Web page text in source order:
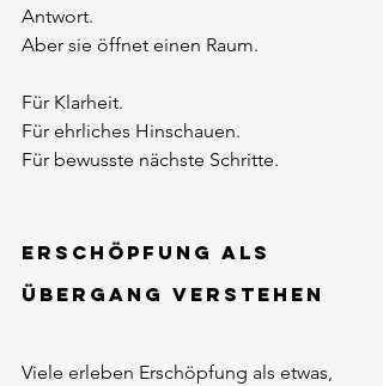
Antwort.
Aber sie öffnet einen Raum.
Für Klarheit.
Für ehrliches Hinschauen.
Für bewusste nächste Schritte.
Erschöpfung als
Übergang verstehen
Viele erleben Erschöpfung als etwas,